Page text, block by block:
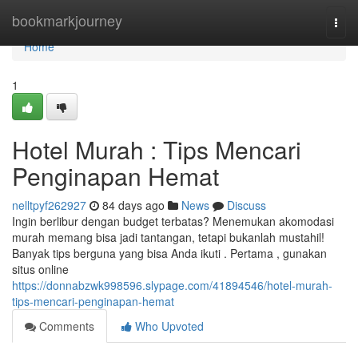
bookmarkjourney
Home
Home
1
Hotel Murah : Tips Mencari
Penginapan Hemat
nelltpyf262927 84 days ago News
Discuss
Ingin berlibur dengan budget terbatas? Menemukan akomodasi
murah memang bisa jadi tantangan, tetapi bukanlah mustahil!
Banyak tips berguna yang bisa Anda ikuti . Pertama , gunakan
situs online
https://donnabzwk998596.slypage.com/41894546/hotel-murah-
tips-mencari-penginapan-hemat
Comments
Who Upvoted